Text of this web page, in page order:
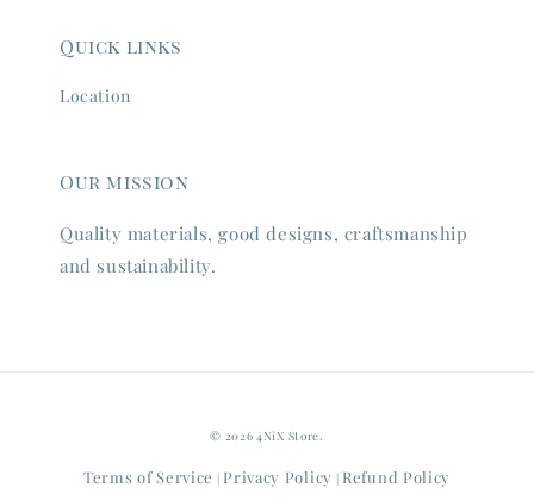
Quick links
Location
Our mission
Quality materials, good designs, craftsmanship
and sustainability.
© 2026 4NiX Store.
Terms of Service | Privacy Policy | Refund Policy